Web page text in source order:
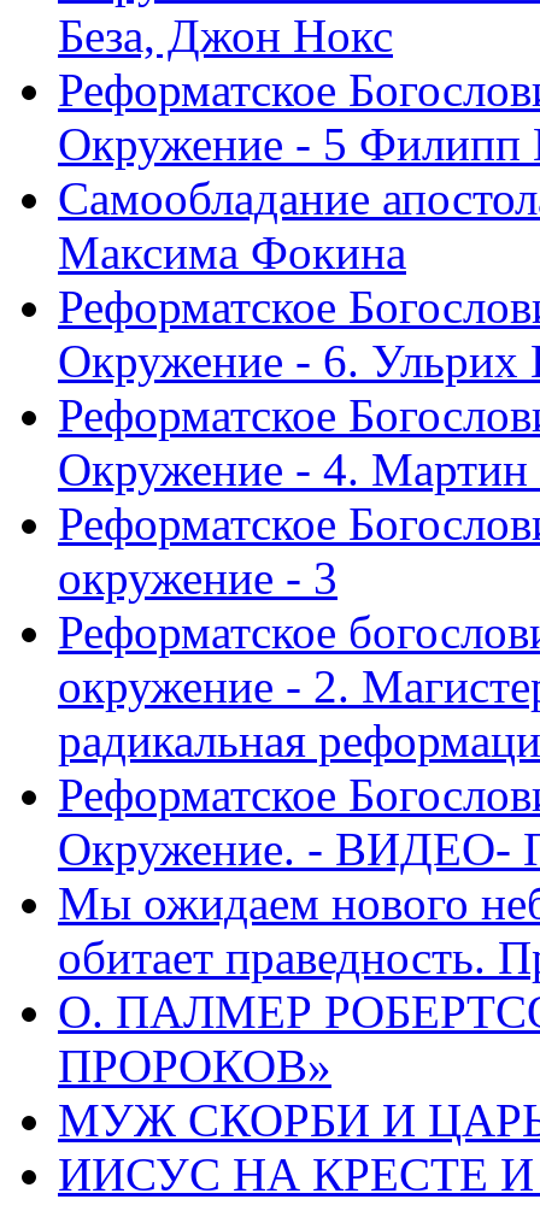
Беза, Джон Нокс
Реформатское
Окружение - 5 Филипп
Самообладание
Максима Фокина
Реформатское
Окружение - 6. Ульрих
Реформатское
Окружение - 4.
Реформатское
окружение - 3
Реформатское
окружение - 2.
радикальная
Реформатское
Окружение. - ВИДЕО-
Мы ожидаем нового
обитает праведность.
О. ПАЛМЕР
ПРОРОКОВ»
МУЖ СКОРБИ И ЦАРЬ
ИИСУС НА КРЕСТЕ